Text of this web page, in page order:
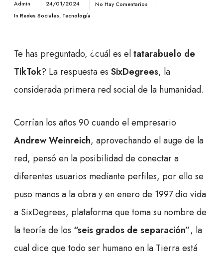
Admin 24/01/2024
No Hay Comentarios
In Redes Sociales, Tecnología
Te has preguntado, ¿cuál es eltatarabuelo de
TikTok? La respuesta es SixDegrees, la
considerada primera red social de la humanidad.
Corrían los años 90 cuando el empresario
Andrew Weinreich, aprovechando el auge de la
red, pensó en la posibilidad de conectar a
diferentes usuarios mediante perfiles, por ello se
puso manos a la obra y en enero de 1997 dio vida
a SixDegrees, plataforma que toma su nombre de
la teoría de los “seis grados de separación”, la
cual dice que todo ser humano en la Tierra está